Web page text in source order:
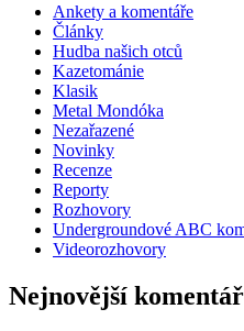
Ankety a komentáře
Články
Hudba našich otců
Kazetománie
Klasik
Metal Mondóka
Nezařazené
Novinky
Recenze
Reporty
Rozhovory
Undergroundové ABC
Videorozhovory
Nejnovější